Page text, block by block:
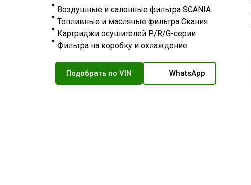
Воздушные и салонные фильтра SCANIA
Топливные и масляные фильтра Скания
Картриджи осушителей P/R/G-серии
Фильтра на коробку и охлаждение
Подобрать по VIN WhatsApp